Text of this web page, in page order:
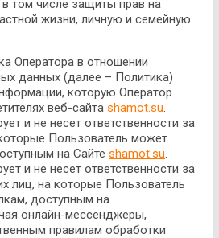
том числе защиты прав на
жизни, личную и семейную
Оператора в отношении
данных (далее – Политика)
которую Оператор
веб-сайта shamot.su.
и не несет ответственности за
Пользователь может
на Сайте shamot.su.
и не несет ответственности за
лиц, на которые Пользователь
доступным на
онлайн-мессенджеры,
правилам обработки